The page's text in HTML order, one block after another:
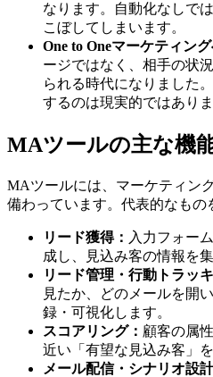
なります。自動化なしで
こぼしてしまいます。
One to Oneマーケティング
ージではなく、相手の状
られる時代になりました
するのは現実的ではありま
MAツールの主な機
MAツールには、マーケティン
備わっています。代表的なもの
リード獲得： 入力フォー
成し、見込み客の情報を集
リード管理・行動トラッ
見たか、どのメールを開
録・可視化します。
スコアリング： 顧客の属
近い「有望な見込み客」
メール配信・シナリオ設計